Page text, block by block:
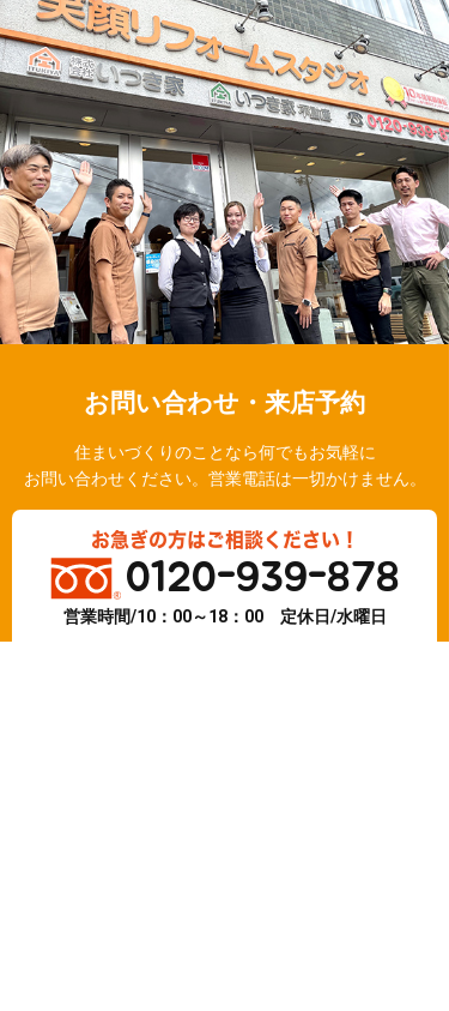
お問い合わせ・来店予約
住まいづくりのことなら何でもお気軽に
お問い合わせください。営業電話は一切かけません。
お急ぎの方はご相談ください！
0120-939-878
営業時間/10：00～18：00 定休日/水曜日